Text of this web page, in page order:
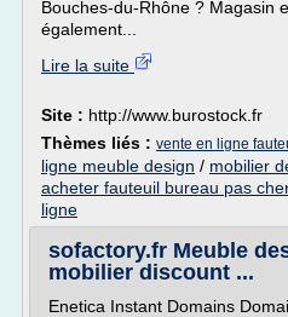
Bouches-du-Rhône ? Magasin
également...
Lire la suite
Site : http://www.burostock.fr
Thèmes liés : vente en ligne
ligne meuble design / mobilier
acheter fauteuil bureau pas
ligne
sofactory.fr Meuble
mobilier discount ...
Enetica Instant Domains